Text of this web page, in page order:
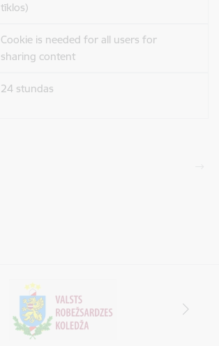
tīklos)
Cookie is needed for all users for
sharing content
24 stundas